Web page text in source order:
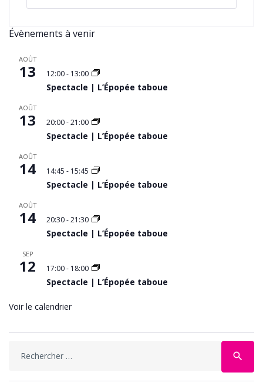
Évènements à venir
AOÛT
13 12:00- 13:00
Spectacle | L’Épopée taboue
AOÛT
13 20:00-21:00
Spectacle | L’Épopée taboue
AOÛT
14 14:45 - 15:45
Spectacle | L’Épopée taboue
AOÛT
14 20:30-21:30
Spectacle | L’Épopée taboue
SEP
12 17:00- 18:00
Spectacle | L’Épopée taboue
Voir le calendrier
search